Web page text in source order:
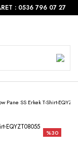
: 0536 796 07 27
Pane SS Erkek T-Shirt-
%30